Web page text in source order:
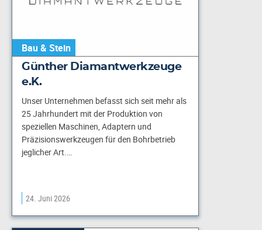
Bau & Stein
Günther Diamantwerkzeuge
e.K.
Unser Unternehmen befasst sich seit mehr als
25 Jahrhundert mit der Produktion von
speziellen Maschinen, Adaptern und
Präzisionswerkzeugen für den Bohrbetrieb
jeglicher Art.…
24. Juni 2026